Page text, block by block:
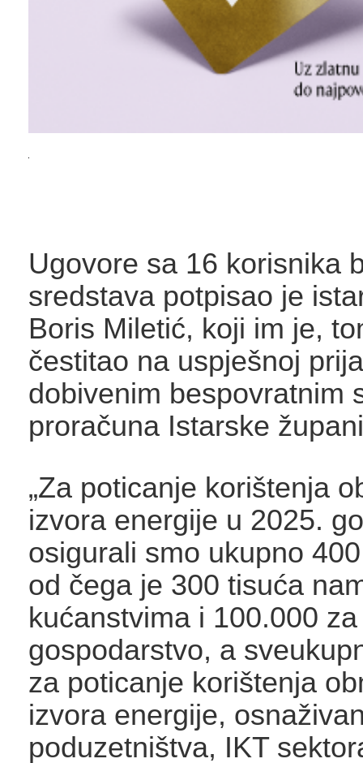
Ugovore sa 16 korisnika
sredstava potpisao je
Boris Miletić, koji im je,
čestitao na uspješnoj
dobivenim bespovratnim
proračuna Istarske
„Za poticanje korištenja
izvora energije u 2025.
osigurali smo ukupno
od čega je 300 tisuća
kućanstvima i 100.000 za
gospodarstvo, a
za poticanje korištenja
izvora energije,
poduzetništva, IKT